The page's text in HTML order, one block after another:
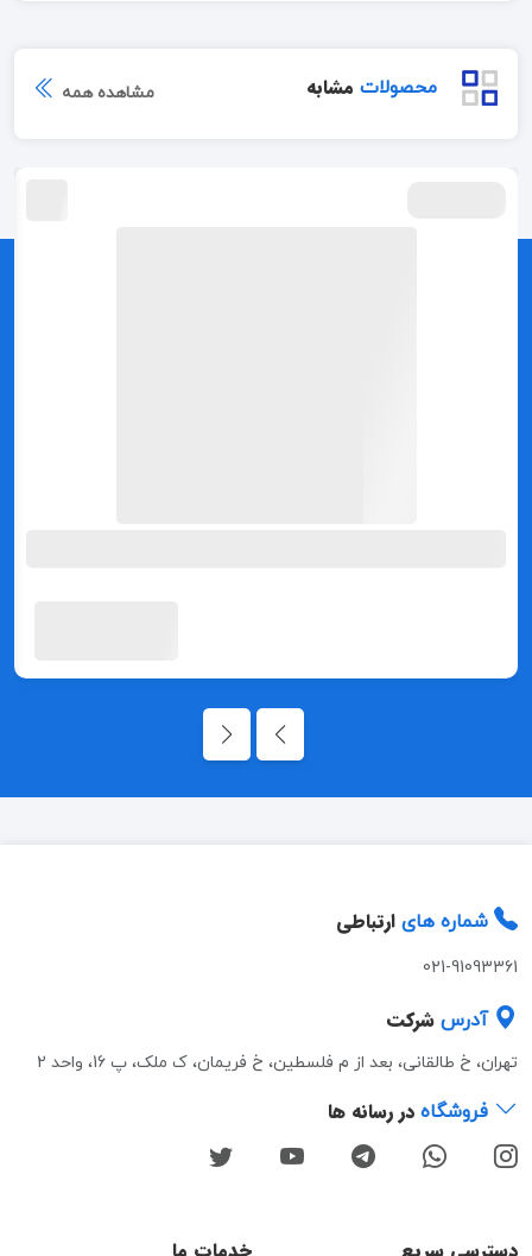
محصولات مشابه مشاهده همه
شماره های ارتباطی
021-91093361
آدرس شرکت
تهران، خ طالقانی، بعد از م فلسطین، خ فریمان، ک ملک، پ 16، واحد 2
فروشگاه در رسانه ها
دسترسی سریع خدمات ما